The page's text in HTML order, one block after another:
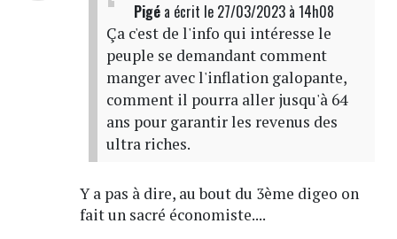
Pigéa écrit le 27/03/2023 à 14h08
Ça c'est de l'info qui intéresse le
peuple se demandant comment
manger avec l'inflation galopante,
comment il pourra aller jusqu'à 64
ans pour garantir les revenus des
ultra riches.
Y a pas à dire, au bout du 3ème digeo on
fait un sacré économiste....